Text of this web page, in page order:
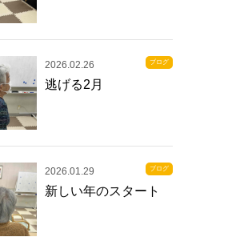
2026.02.26 ブログ
逃げる2月
2026.01.29 ブログ
新しい年のスタート